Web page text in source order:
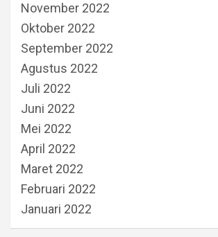
November 2022
Oktober 2022
September 2022
Agustus 2022
Juli 2022
Juni 2022
Mei 2022
April 2022
Maret 2022
Februari 2022
Januari 2022